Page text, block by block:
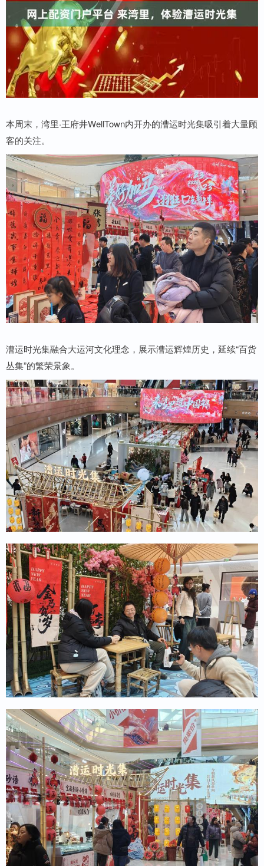
本周末，湾里·王府井WellTown内开办的漕运时光集吸引着大量顾
客的关注。
漕运时光集融合大运河文化理念，展示漕运辉煌历史，延续“百货
丛集”的繁荣景象。